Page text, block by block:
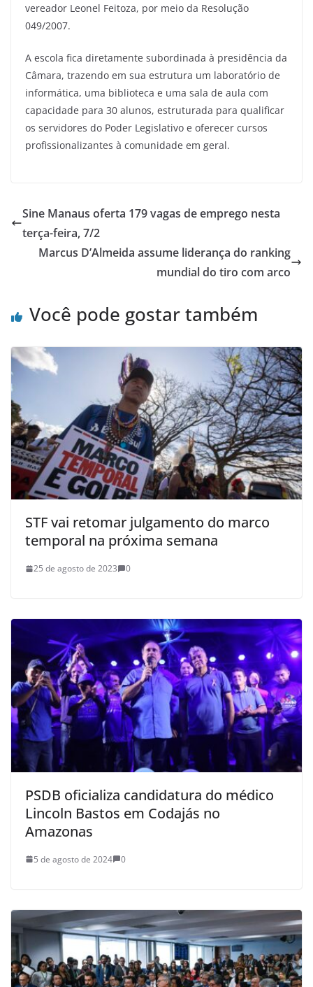
vereador Leonel Feitoza, por meio da Resolução
049/2007.
A escola fica diretamente subordinada à presidência da
Câmara, trazendo em sua estrutura um laboratório de
informática, uma biblioteca e uma sala de aula com
capacidade para 30 alunos, estruturada para qualificar
os servidores do Poder Legislativo e oferecer cursos
profissionalizantes à comunidade em geral.
Sine Manaus oferta 179 vagas de emprego nesta
terça-feira, 7/2
Marcus D’Almeida assume liderança do ranking
mundial do tiro com arco
Você pode gostar também
STF vai retomar julgamento do marco
temporal na próxima semana
25 de agosto de 2023 0
PSDB oficializa candidatura do médico
Lincoln Bastos em Codajás no
Amazonas
5 de agosto de 2024 0